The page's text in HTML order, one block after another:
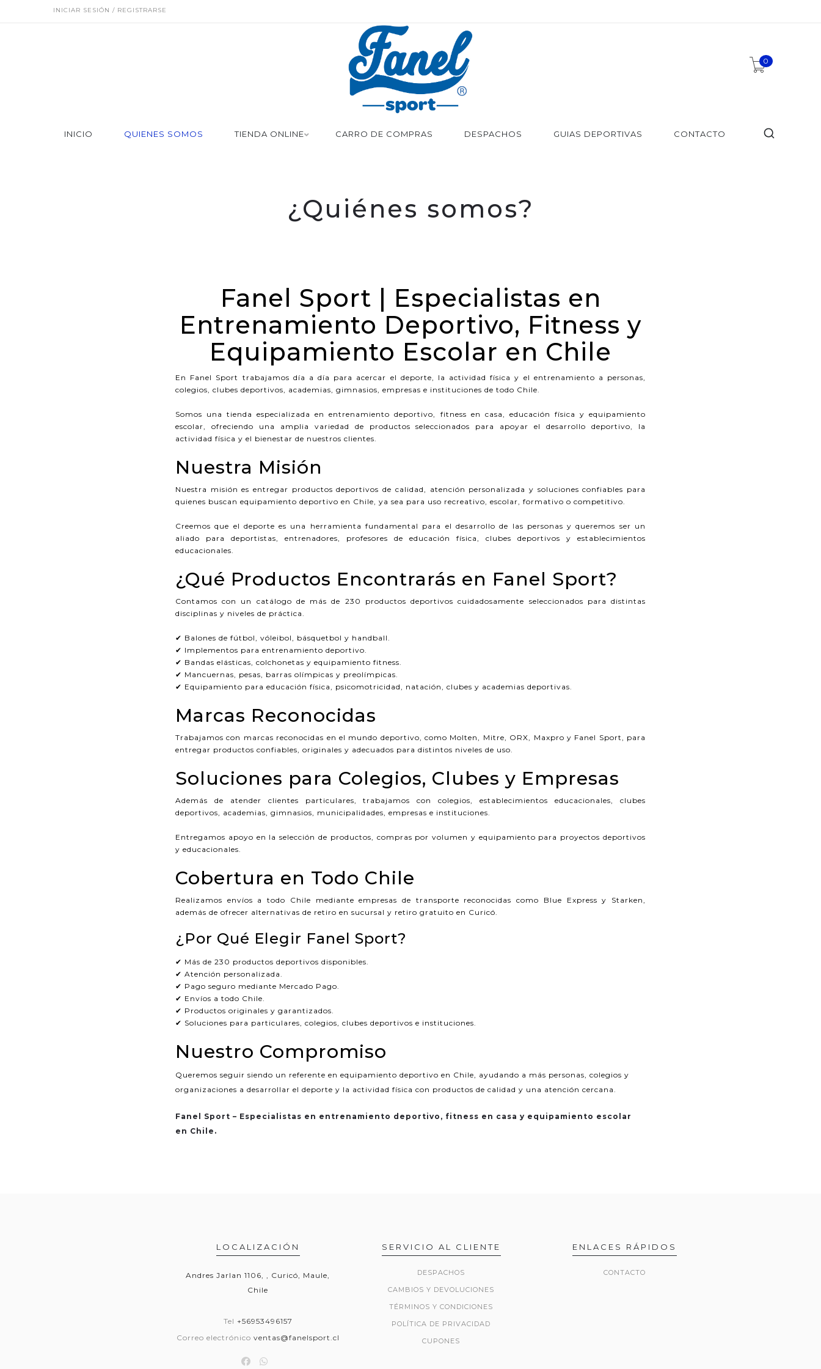
INICIAR SESIÓN / REGISTRARSE
0
INICIO QUIENES SOMOS TIENDA ONLINE CARRO DE COMPRAS DESPACHOS GUIAS DEPORTIVAS CONTACTO
¿Quiénes somos?
Fanel Sport | Especialistas en
Entrenamiento Deportivo, Fitness y
Equipamiento Escolar en Chile
En Fanel Sport trabajamos día a día para acercar el deporte, la actividad física y el entrenamiento a personas,
colegios, clubes deportivos, academias, gimnasios, empresas e instituciones de todo Chile.
Somos una tienda especializada en entrenamiento deportivo, fitness en casa, educación física y equipamiento
escolar, ofreciendo una amplia variedad de productos seleccionados para apoyar el desarrollo deportivo, la
actividad física y el bienestar de nuestros clientes.
Nuestra Misión
Nuestra misión es entregar productos deportivos de calidad, atención personalizada y soluciones confiables para
quienes buscan equipamiento deportivo en Chile, ya sea para uso recreativo, escolar, formativo o competitivo.
Creemos que el deporte es una herramienta fundamental para el desarrollo de las personas y queremos ser un
aliado para deportistas, entrenadores, profesores de educación física, clubes deportivos y establecimientos
educacionales.
¿Qué Productos Encontrarás en Fanel Sport?
Contamos con un catálogo de más de 230 productos deportivos cuidadosamente seleccionados para distintas
disciplinas y niveles de práctica.
✔ Balones de fútbol, vóleibol, básquetbol y handball.
✔ Implementos para entrenamiento deportivo.
✔ Bandas elásticas, colchonetas y equipamiento fitness.
✔ Mancuernas, pesas, barras olímpicas y preolímpicas.
✔ Equipamiento para educación física, psicomotricidad, natación, clubes y academias deportivas.
Marcas Reconocidas
Trabajamos con marcas reconocidas en el mundo deportivo, como Molten, Mitre, ORX, Maxpro y Fanel Sport, para
entregar productos confiables, originales y adecuados para distintos niveles de uso.
Soluciones para Colegios, Clubes y Empresas
Además de atender clientes particulares, trabajamos con colegios, establecimientos educacionales, clubes
deportivos, academias, gimnasios, municipalidades, empresas e instituciones.
Entregamos apoyo en la selección de productos, compras por volumen y equipamiento para proyectos deportivos
y educacionales.
Cobertura en Todo Chile
Realizamos envíos a todo Chile mediante empresas de transporte reconocidas como Blue Express y Starken,
además de ofrecer alternativas de retiro en sucursal y retiro gratuito en Curicó.
¿Por Qué Elegir Fanel Sport?
✔ Más de 230 productos deportivos disponibles.
✔ Atención personalizada.
✔ Pago seguro mediante Mercado Pago.
✔ Envíos a todo Chile.
✔ Productos originales y garantizados.
✔ Soluciones para particulares, colegios, clubes deportivos e instituciones.
Nuestro Compromiso
Queremos seguir siendo un referente en equipamiento deportivo en Chile, ayudando a más personas, colegios y
organizaciones a desarrollar el deporte y la actividad física con productos de calidad y una atención cercana.
Fanel Sport – Especialistas en entrenamiento deportivo, fitness en casa y equipamiento escolar
en Chile.
LOCALIZACIÓN
Andres Jarlan 1106, , Curicó, Maule,
Chile
Tel +56953496157
Correo electrónico ventas@fanelsport.cl
SERVICIO AL CLIENTE
DESPACHOS
CAMBIOS Y DEVOLUCIONES
TÉRMINOS Y CONDICIONES
POLÍTICA DE PRIVACIDAD
CUPONES
ENLACES RÁPIDOS
CONTACTO